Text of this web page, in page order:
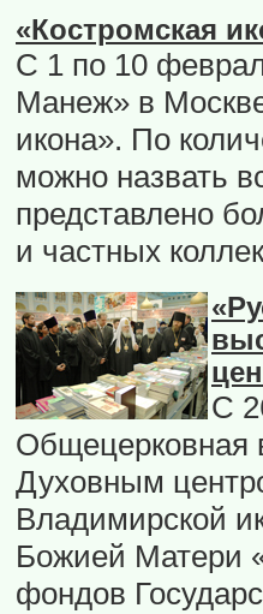
«Костромская
C 1 по 10
Манеж» в
икона». По
можно назвать
представлено
и частных
С
Общецерковная
Духовным
Владимирской
Божией Матери
фондов